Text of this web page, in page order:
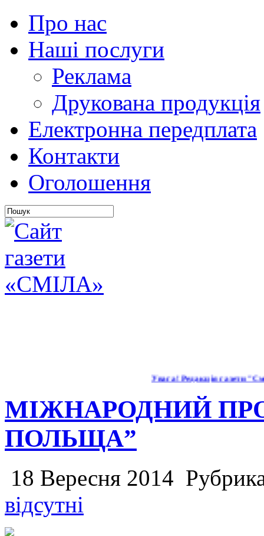
Про нас
Наші послуги
Реклама
Друкована продукція
Електронна передплата
Контакти
Оголошення
Увага! Редакція газети
МІЖНАРОДНИЙ
ПОЛЬЩА”
18 Вересня 2014
відсутні